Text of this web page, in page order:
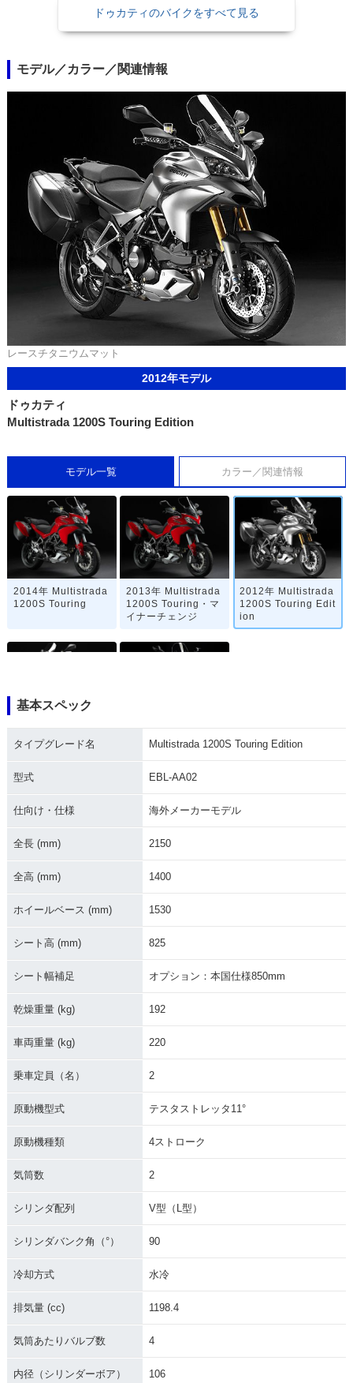
ドゥカティのバイクをすべて見る
モデル／カラー／関連情報
レースチタニウムマット
2012年モデル
ドゥカティ
Multistrada 1200S Touring Edition
モデル一覧 カラー／関連情報
2014年 Multistrada
1200S Touring
2013年 Multistrada
1200S Touring・マ
イナーチェンジ
2012年 Multistrada
1200S Touring Edit
ion
2011年 Multistrada
1200S Touring Edit
1200S Touring Edit
基本スペック
タイプグレード名 Multistrada 1200S Touring Edition
型式 EBL-AA02
仕向け・仕様 海外メーカーモデル
全長 (mm) 2150
全高 (mm) 1400
ホイールベース (mm) 1530
シート高 (mm) 825
シート幅補足 オプション：本国仕様850mm
乾燥重量 (kg) 192
車両重量 (kg) 220
乗車定員（名） 2
原動機型式 テスタストレッタ11°
原動機種類 4ストローク
気筒数 2
シリンダ配列 V型（L型）
シリンダバンク角（°） 90
冷却方式 水冷
排気量 (cc) 1198.4
気筒あたりバルブ数 4
内径（シリンダーボア） 106